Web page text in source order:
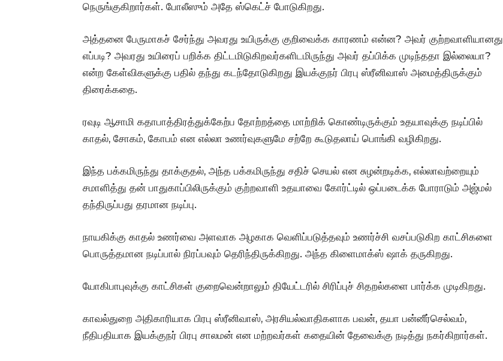
நெருங்குகிறார்கள். போலீஸும் அதே ஸ்கெட்ச் போடுகிறது.
அத்தனை பேருமாகச் சேர்ந்து அவரது உயிருக்கு குறிவைக்க காரணம் என்ன? அவர் குற்றவாளியானது
எப்படி? அவரது உயிரைப் பறிக்க திட்டமிடுகிறவர்களிடமிருந்து அவர் தப்பிக்க முடிந்ததா இல்லையா?
என்ற கேள்விகளுக்கு பதில் தந்து கடந்தோடுகிறது இயக்குநர் பிரபு ஸ்ரீனிவாஸ் அமைத்திருக்கும்
திரைக்கதை.
ரவுடி ஆசாமி கதாபாத்திரத்துக்கேற்ப தோற்றத்தை மாற்றிக் கொண்டிருக்கும் உதயாவுக்கு நடிப்பில்
காதல், சோகம், கோபம் என எல்லா உணர்வுகளுமே சற்றே கூடுதலாய் பொங்கி வழிகிறது.
இந்த பக்கமிருந்து தாக்குதல், அந்த பக்கமிருந்து சதிச் செயல் என சுழன்றடிக்க, எல்லாவற்றையும்
சமாளித்து தன் பாதுகாப்பிலிருக்கும் குற்றவாளி உதயாவை கோர்ட்டில் ஒப்படைக்க போராடும் அஜ்மல்
தந்திருப்பது தரமான நடிப்பு.
நாயகிக்கு காதல் உணர்வை அளவாக அழகாக வெளிப்படுத்தவும் உணர்ச்சி வசப்படுகிற காட்சிகளை
பொருத்தமான நடிப்பால் நிரப்பவும் தெரிந்திருக்கிறது. அந்த கிளைமாக்ஸ் ஷாக் தருகிறது.
யோகிபாபுவுக்கு காட்சிகள் குறைவென்றாலும் தியேட்டரில் சிரிப்புச் சிதறல்களை பார்க்க முடிகிறது.
காவல்துறை அதிகாரியாக பிரபு ஸ்ரீனிவாஸ், அரசியல்வாதிகளாக பவன், தயா பன்னீர்செல்வம்,
நீதிபதியாக இயக்குநர் பிரபு சாலமன் என மற்றவர்கள் கதையின் தேவைக்கு நடித்து நகர்கிறார்கள்.